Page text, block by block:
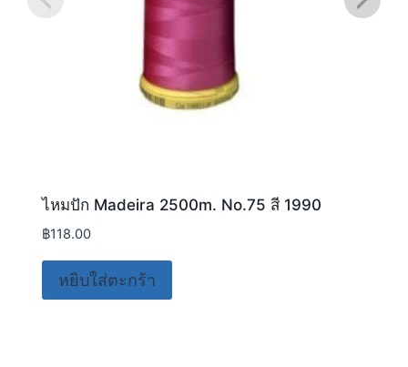
ไหมปัก Madeira 2500m. No.75 สี 1990
฿118.00
หยิบใส่ตะกร้า